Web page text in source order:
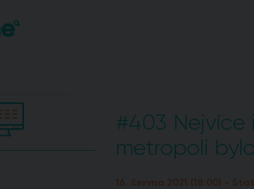
#403 Nejvíce
metropoli
16. června 2021 (18:00) -